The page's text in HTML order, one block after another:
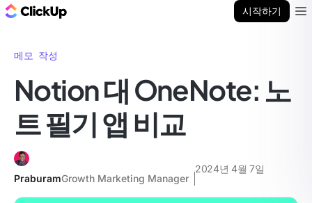
시작하기
메모 작성
Notion 대 OneNote: 노
트 필기 앱 비교
PraburamGrowth Marketing Manager
2024년 4월 7일